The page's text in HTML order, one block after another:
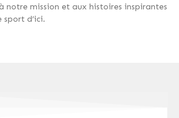
notre mission et aux histoires inspirantes
d’ici.